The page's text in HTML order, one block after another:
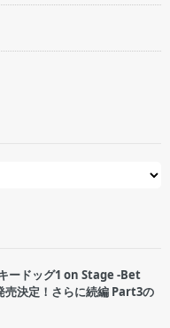
ードッグ1 on Stage -Bet
決定！さらに続編 Part3の